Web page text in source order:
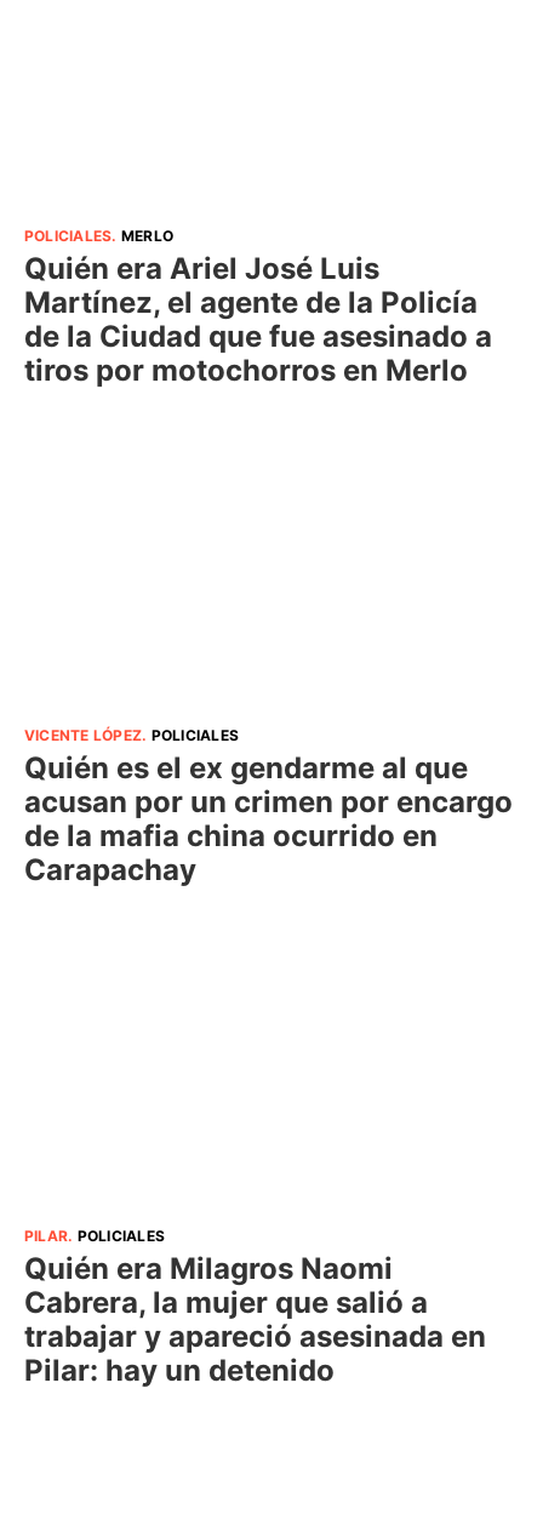
POLICIALES. MERLO
Quién era Ariel José Luis
Martínez, el agente de la Policía
de la Ciudad que fue asesinado a
tiros por motochorros en Merlo
VICENTE LÓPEZ. POLICIALES
Quién es el ex gendarme al que
acusan por un crimen por encargo
de la mafia china ocurrido en
Carapachay
PILAR. POLICIALES
Quién era Milagros Naomi
Cabrera, la mujer que salió a
trabajar y apareció asesinada en
Pilar: hay un detenido